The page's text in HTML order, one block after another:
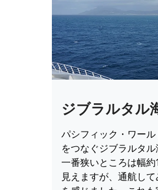
ジブラルタル
パシフィック・ワー
をつなぐジブラルタ
一番狭いところは幅約
見えますが、通航し